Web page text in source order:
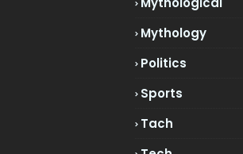
Mythology
Politics
Sports
Tach